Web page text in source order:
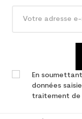
En
données
traitement de